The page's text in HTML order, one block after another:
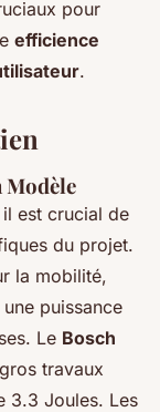
pour
efficience
.
Modèle
il est crucial de
du projet.
la mobilité,
puissance
Le Bosch
travaux
3.3 Joules. Les